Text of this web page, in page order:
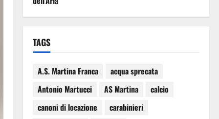
TAGS
A.S. Martina Franca
acqua sprecata
Antonio Martucci
AS Martina
calcio
canoni di locazione
carabinieri